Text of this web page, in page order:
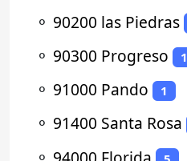
⚬ 90200 las Piedras
⚬ 90300 Progreso 1
⚬ 91000 Pando 1
⚬ 91400 Santa Rosa